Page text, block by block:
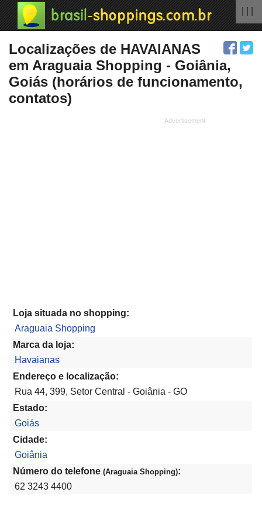
Localizações de HAVAIANAS
em Araguaia Shopping - Goiânia,
Goiás (horários de funcionamento,
contatos)
Loja situada no shopping:
Araguaia Shopping
Marca da loja:
Havaianas
Endereço e localização:
Rua 44, 399, Setor Central - Goiânia - GO
Estado:
Goiás
Cidade:
Goiânia
Número do telefone (Araguaia Shopping):
62 3243 4400